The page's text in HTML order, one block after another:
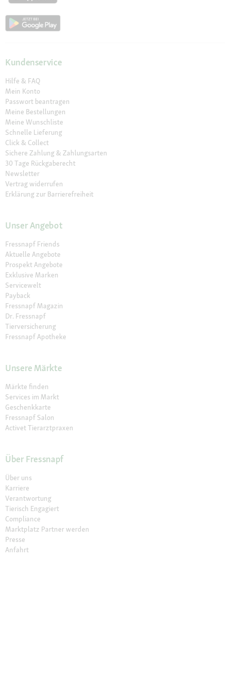
Kundenservice
Hilfe & FAQ
Mein Konto
Passwort beantragen
Meine Bestellungen
Meine Wunschliste
Schnelle Lieferung
Click & Collect
Sichere Zahlung & Zahlungsarten
30 Tage Rückgaberecht
Newsletter
Vertrag widerrufen
Erklärung zur Barrierefreiheit
Unser Angebot
Fressnapf Friends
Aktuelle Angebote
Prospekt Angebote
Exklusive Marken
Servicewelt
Payback
Fressnapf Magazin
Dr. Fressnapf
Tierversicherung
Fressnapf Apotheke
Unsere Märkte
Märkte finden
Services im Markt
Geschenkkarte
Fressnapf Salon
Activet Tierarztpraxen
Über Fressnapf
Über uns
Karriere
Verantwortung
Tierisch Engagiert
Compliance
Marktplatz Partner werden
Presse
Anfahrt